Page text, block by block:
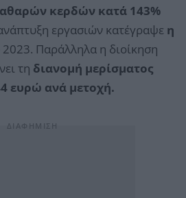
κερδών κατά 143%
εργασιών κατέγραψε η
2023. Παράλληλα η διοίκηση
τη διανομή μερίσματος
ευρώ ανά μετοχή.